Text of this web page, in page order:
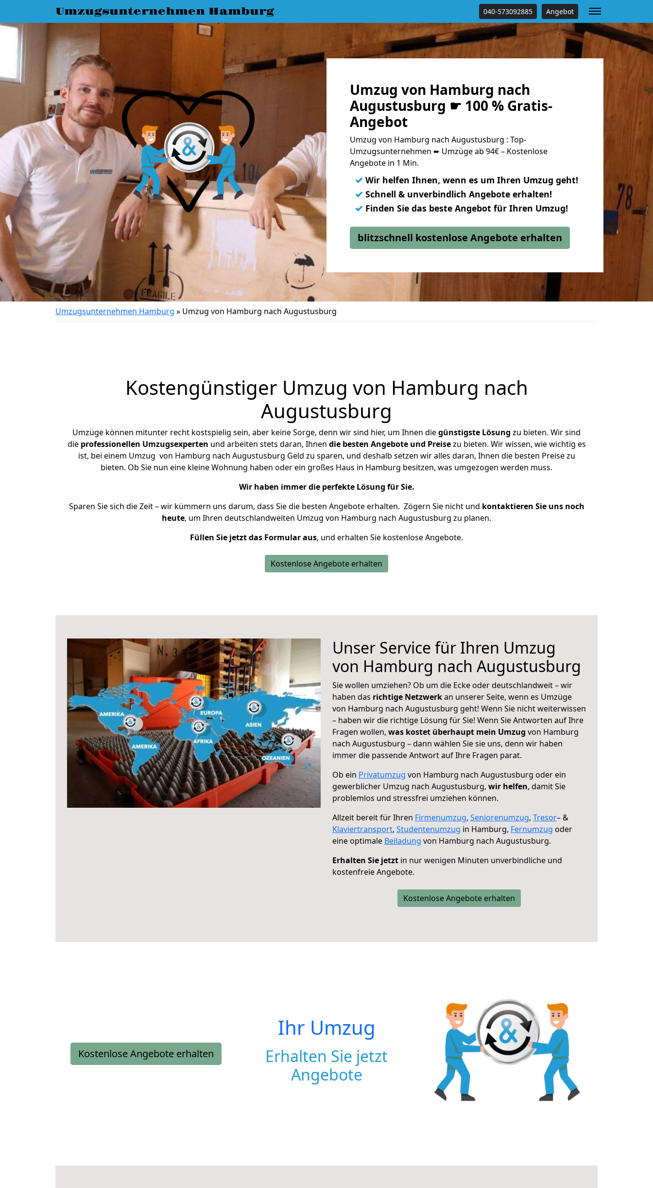
Umzugsunternehmen Hamburg 040-573092885 Angebot
Umzug von Hamburg nach
Augustusburg ☛ 100 % Gratis-
Angebot
Umzug von Hamburg nach Augustusburg : Top-
Umzugsunternehmen ➨ Umzüge ab 94€ – Kostenlose
Angebote in 1 Min.
✓ Wir helfen Ihnen, wenn es um Ihren Umzug geht!
✓ Schnell & unverbindlich Angebote erhalten!
✓ Finden Sie das beste Angebot für Ihren Umzug!
blitzschnell kostenlose Angebote erhalten
Umzugsunternehmen Hamburg » Umzug von Hamburg nach Augustusburg
Kostengünstiger Umzug von Hamburg nach
Augustusburg
Umzüge können mitunter recht kostspielig sein, aber keine Sorge, denn wir sind hier, um Ihnen diegünstigste Lösung zu bieten. Wir sind
die professionellen Umzugsexperten und arbeiten stets daran, Ihnen die besten Angebote und Preisezu bieten. Wir wissen, wie wichtig es
ist, bei einem Umzug von Hamburg nach Augustusburg Geld zu sparen, und deshalb setzen wir alles daran, Ihnen die besten Preise zu
bieten. Ob Sie nun eine kleine Wohnung haben oder ein großes Haus in Hamburg besitzen, was umgezogen werden muss.
Wir haben immer die perfekte Lösung für Sie.
Sparen Sie sich die Zeit – wir kümmern uns darum, dass Sie die besten Angebote erhalten. Zögern Sie nicht und kontaktieren Sie uns noch
heute, um Ihren deutschlandweiten Umzug von Hamburg nach Augustusburg zu planen.
Füllen Sie jetzt das Formular aus, und erhalten Sie kostenlose Angebote.
Kostenlose Angebote erhalten
Unser Service für Ihren Umzug
von Hamburg nach Augustusburg
Sie wollen umziehen? Ob um die Ecke oder deutschlandweit – wir
haben das richtige Netzwerkan unserer Seite, wenn es Umzüge
von Hamburg nach Augustusburg geht! Wenn Sie nicht weiterwissen
– haben wir die richtige Lösung für Sie! Wenn Sie Antworten auf Ihre
Fragen wollen, was kostet überhaupt mein Umzug von Hamburg
nach Augustusburg – dann wählen Sie sie uns, denn wir haben
immer die passende Antwort auf Ihre Fragen parat.
Ob ein Privatumzug von Hamburg nach Augustusburg oder ein
gewerblicher Umzug nach Augustusburg, wir helfen, damit Sie
problemlos und stressfrei umziehen können.
Allzeit bereit für Ihren Firmenumzug, Seniorenumzug, Tresor– &
Klaviertransport, Studentenumzug in Hamburg, Fernumzug oder
eine optimale Beiladung von Hamburg nach Augustusburg.
Erhalten Sie jetzt in nur wenigen Minuten unverbindliche und
kostenfreie Angebote.
Kostenlose Angebote erhalten
Kostenlose Angebote erhalten
Ihr Umzug
Erhalten Sie jetzt
Angebote